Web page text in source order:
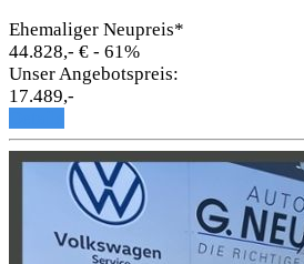
Ehemaliger Neupreis*
44.828,- € - 61%
Unser Angebotspreis:
17.489,-